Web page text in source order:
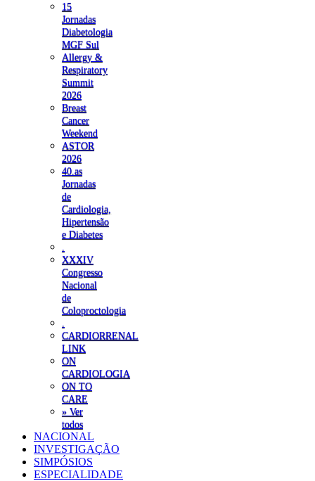
15
Jornadas
Diabetologia
MGF Sul
Allergy &
Respiratory
Summit
2026
Breast
Cancer
Weekend
ASTOR
2026
40.as
Jornadas
de
Cardiologia,
Hipertensão
e Diabetes
XXXIV
Congresso
Nacional
de
Coloproctologia
CARDIORRENAL
LINK
ON
CARDIOLOGIA
ON TO
CARE
» Ver
todos
NACIONAL
INVESTIGAÇÃO
SIMPÓSIOS
ESPECIALIDADE